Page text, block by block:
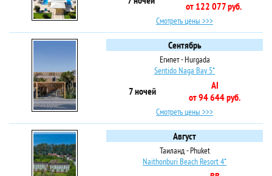
от 122 077 руб.
Смотреть цены >>>
Сентябрь
Египет - Hurgada
Sentido Naga Bay 5*
7 ночей
AI
от 94 644 руб.
Смотреть цены >>>
Август
Таиланд - Phuket
Naithonburi Beach Resort 4*